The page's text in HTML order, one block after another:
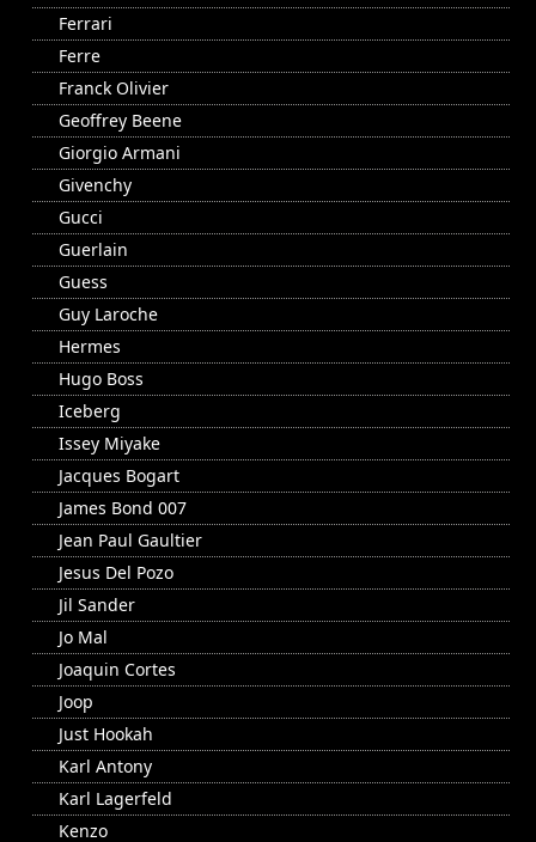
Ferrari
Ferre
Franck Olivier
Geoffrey Beene
Giorgio Armani
Givenchy
Gucci
Guerlain
Guess
Guy Laroche
Hermes
Hugo Boss
Iceberg
Issey Miyake
Jacques Bogart
James Bond 007
Jean Paul Gaultier
Jesus Del Pozo
Jil Sander
Jo Mal
Joaquin Cortes
Joop
Just Hookah
Karl Antony
Karl Lagerfeld
Kenzo